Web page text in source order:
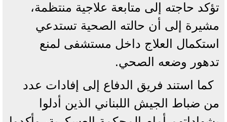
تؤكد حاجته إلى متابعة علاجية منتظمة،
مشيرة إلى أن حالته الصحية تستدعي
استكمال العلاج داخل مستشفى لمنع
تدهور وضعه الصحي.
كما استند فريق الدفاع إلى إفادات عدد
من ضباط الجيش اللبناني الذين أدلوا